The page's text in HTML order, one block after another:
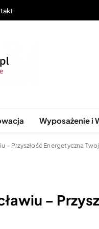
Wyposażenie i
– Przyszłość Energetyczna
–